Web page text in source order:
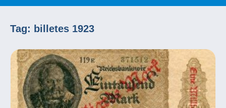
Tag: billetes 1923